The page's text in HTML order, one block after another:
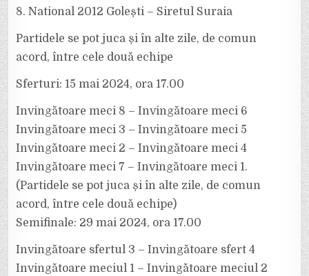
8. National 2012 Golești – Siretul Suraia
Partidele se pot juca și în alte zile, de comun
acord, între cele două echipe
Sferturi: 15 mai 2024, ora 17.00
Invingătoare meci 8 – Invingătoare meci 6
Invingătoare meci 3 – Invingătoare meci 5
Invingătoare meci 2 – Invingătoare meci 4
Invingătoare meci 7 – Invingătoare meci 1.
(Partidele se pot juca și în alte zile, de comun
acord, între cele două echipe)
Semifinale: 29 mai 2024, ora 17.00
Invingătoare sfertul 3 – Invingătoare sfert 4
Invingătoare meciul 1 – Invingătoare meciul 2